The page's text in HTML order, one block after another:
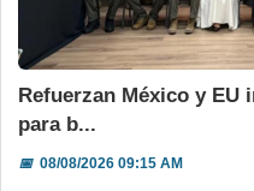
Refuerzan México y
para b...
📅08/08/2026 09:15 AM